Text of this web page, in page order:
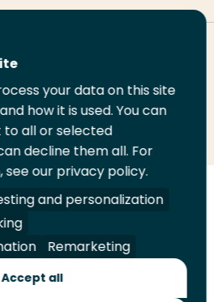
Print
deze
pagina
A-Z Index
Contact
your data on this site
how it is used. You can
to all or selected
decline them all. For
our privacy policy.
and personalization
Remarketing
Accept all